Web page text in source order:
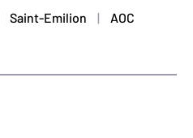
Saint-Emilion AOC